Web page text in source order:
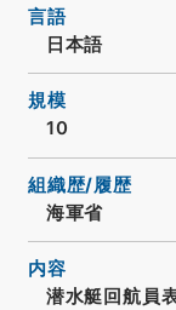
言語
日本語
規模
10
組織歴/履歴
海軍省
内容
潜水艇回航員